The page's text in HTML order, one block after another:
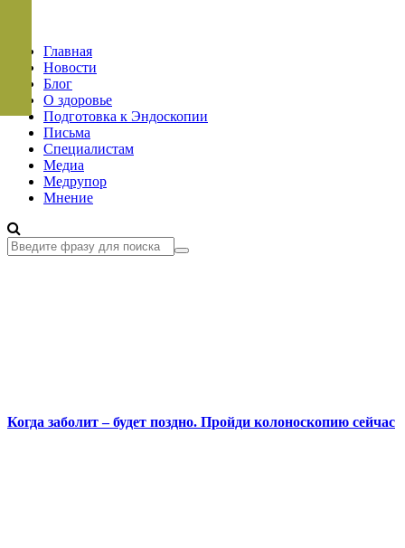
Главная
Новости
Блог
О здоровье
Подготовка к Эндоскопии
Письма
Специалистам
Медиа
Медрупор
Мнение
Когда заболит – будет поздно. Пройди колоноскопию сейчас